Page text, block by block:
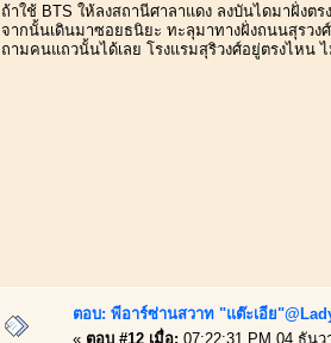
ถ้าใช้ BTS ให้ลงสถานีศาลาแดง ลงบันไดมาฝั่ง
จากนั้นเดินมาซอยธนิยะ ทะลุมาทางฝั่งถนนสุรวงศ์
ถามคนแถวนั้นได้เลย โรงแรมสุริวงศ์อยู่ตรงไหน
ตอบ: พีอาร์ซ่านสวาท "แต๊ะเอีย
« ตอบ #12 เมื่อ: 07:22:31 PM 04 ธัน